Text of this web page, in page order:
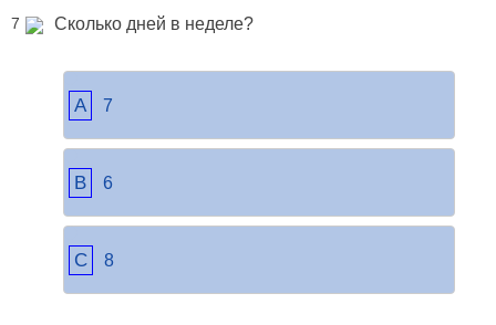
7 Сколько дней в неделе?
A 7
B 6
C 8